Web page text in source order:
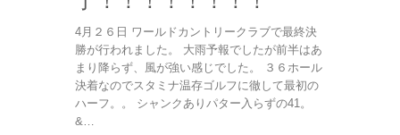
4月２６日 ワールドカントリークラブで最終決
勝が行われました。 大雨予報でしたが前半はあ
まり降らず、風が強い感じでした。 ３６ホール
決着なのでスタミナ温存ゴルフに徹して最初の
ハーフ。。 シャンクありパター入らずの41。
&…